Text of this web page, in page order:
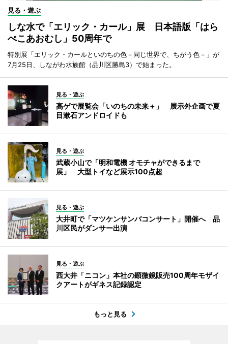
見る・遊ぶ
しな水で「エリック・カール」展 日本語版「はら
ぺこあおむし」50周年で
特別展「エリック・カールといのちの色－同じ世界で、ちがう色－」が
7月25日、しながわ水族館（品川区勝島3）で始まった。
見る・遊ぶ
高ゲで展覧会「いのちの未来＋」 展示外企画で夏
目漱石アンドロイドも
見る・遊ぶ
武蔵小山で「明和電機 オモチャができるまで
展」 大型トイなど展示100点超
見る・遊ぶ
大井町で「マツケンサンバコンサート」開催へ 品
川区民がダンサー出演
見る・遊ぶ
西大井「ニコン」本社の顕微鏡販売100周年モザイ
クアートがギネス記録認定
もっと見る